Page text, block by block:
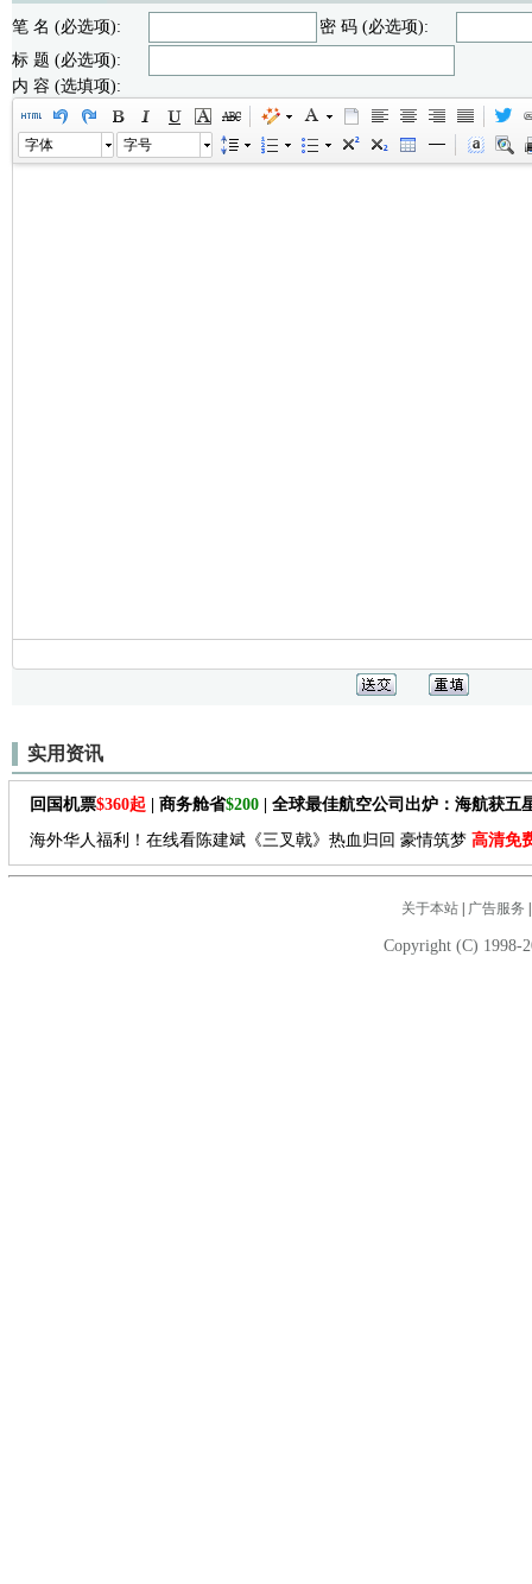
笔 名 (必选项):
密 码 (必选项):
标 题 (必选项):
内 容 (选填项):
字体 字号
实用资讯
回国机票$360起 | 商务舱省$200 | 全球最佳航空公司出炉：海航获五
海外华人福利！在线看陈建斌《三叉戟》热血归回 豪情筑梦 高清免
关于本站| 广告服务
Copyright (C) 1998-